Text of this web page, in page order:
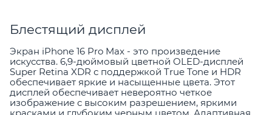
Блестящий дисплей
Экран iPhone 16 Pro Max - это произведение
искусства. 6,9-дюймовый цветной OLED-дисплей
Super Retina XDR с поддержкой True Tone и HDR
обеспечивает яркие и насыщенные цвета. Этот
дисплей обеспечивает невероятно четкое
изображение с высоким разрешением, яркими